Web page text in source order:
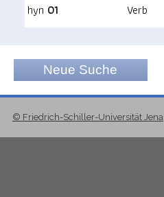
hyn 01 Verb
Neue Suche
© Friedrich-Schiller-Universität Jena